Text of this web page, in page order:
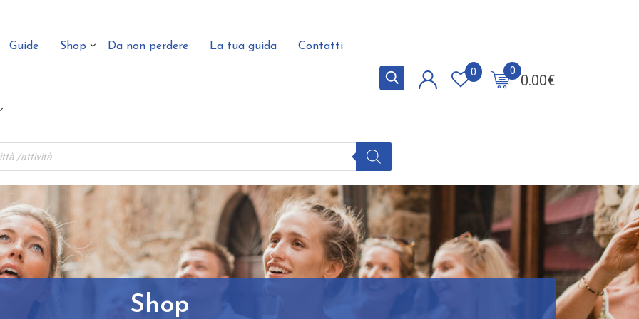
Guide Shop Da non perdere La tua guida Contatti
0.00€
0
0
Shop